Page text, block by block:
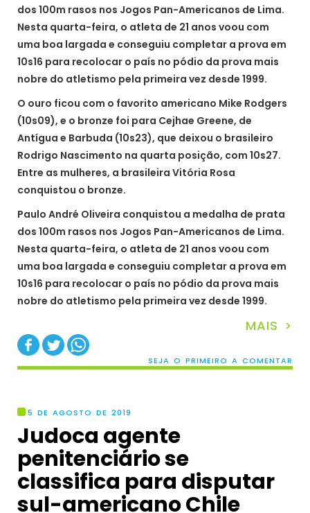
dos 100m rasos nos Jogos Pan-Americanos de Lima.
Nesta quarta-feira, o atleta de 21 anos voou com
uma boa largada e conseguiu completar a prova em
10s16 para recolocar o país no pódio da prova mais
nobre do atletismo pela primeira vez desde 1999.
O ouro ficou com o favorito americano Mike Rodgers
(10s09), e o bronze foi para Cejhae Greene, de
Antígua e Barbuda (10s23), que deixou o brasileiro
Rodrigo Nascimento na quarta posição, com 10s27.
Entre as mulheres, a brasileira Vitória Rosa
conquistou o bronze.
Paulo André Oliveira conquistou a medalha de prata
dos 100m rasos nos Jogos Pan-Americanos de Lima.
Nesta quarta-feira, o atleta de 21 anos voou com
uma boa largada e conseguiu completar a prova em
10s16 para recolocar o país no pódio da prova mais
nobre do atletismo pela primeira vez desde 1999.
MAIS >
SEJA O PRIMEIRO A COMENTAR
5 DE AGOSTO DE 2019
Judoca agente
penitenciário se
classifica para disputar
sul-americano Chile